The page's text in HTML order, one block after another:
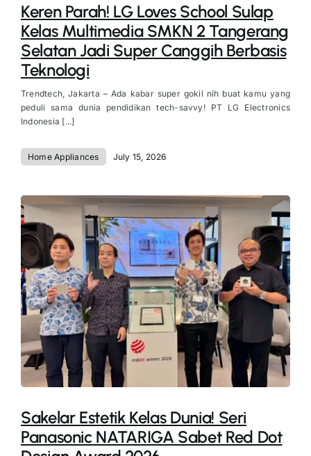
Keren Parah! LG Loves School Sulap
Kelas Multimedia SMKN 2 Tangerang
Selatan Jadi Super Canggih Berbasis
Teknologi
Trendtech, Jakarta – Ada kabar super gokil nih buat kamu yang
peduli sama dunia pendidikan tech-savvy! PT LG Electronics
Indonesia [...]
Home Appliances July 15, 2026
Sakelar Estetik Kelas Dunia! Seri
Panasonic NATARIGA Sabet Red Dot